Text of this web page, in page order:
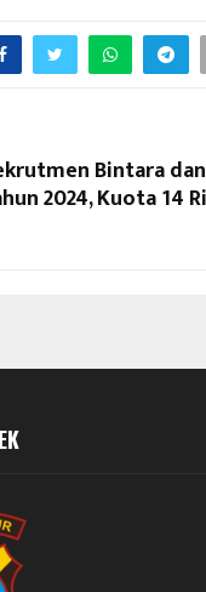
Bintara dan
2024, Kuota 14